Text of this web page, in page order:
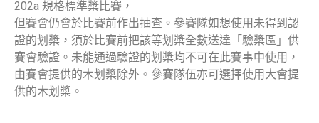
202a 規格標準槳比賽，
但賽會仍會於比賽前作出抽查。參賽隊如想使用未得到認
證的划槳，須於比賽前把該等划槳全數送達「驗槳區」供
賽會驗證。未能通過驗證的划槳均不可在此賽事中使用，
由賽會提供的木划槳除外。參賽隊伍亦可選擇使用大會提
供的木划槳。